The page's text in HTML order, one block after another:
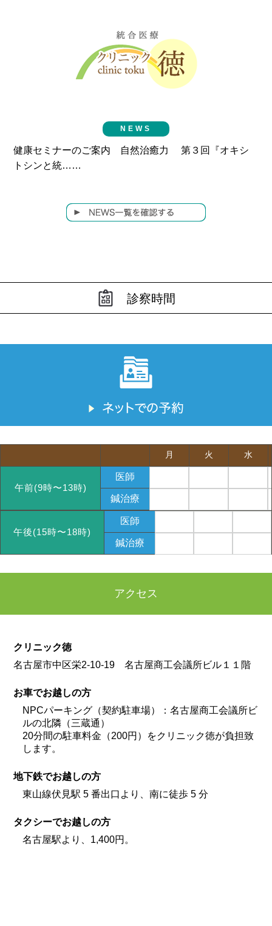
NEWS
健康セミナーのご案内 自然治癒力 第３回『オキシ
トシンと統……
診察時間
月 火 水
午前(9時〜13時)
医師
鍼治療
午後(15時〜18時)
医師
鍼治療
アクセス
クリニック徳
名古屋市中区栄2-10-19 名古屋商工会議所ビル１１階
お車でお越しの方
NPCパーキング（契約駐車場）：名古屋商工会議所ビ
ルの北隣（三蔵通）
20分間の駐車料金（200円）をクリニック徳が負担致
します。
地下鉄でお越しの方
東山線伏見駅 5 番出口より、南に徒歩 5 分
タクシーでお越しの方
名古屋駅より、1,400円。